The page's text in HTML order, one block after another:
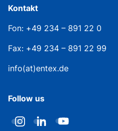
Kontakt
Fon: +49 234 – 891 22 0
Fax: +49 234 – 891 22 99
info(at)entex.de
Follow us